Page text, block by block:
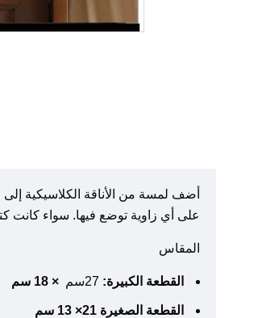
أضف لمسة من الأناقة الكلاسيكية إلى
على أي زاوية توضع فيها. سواء كانت
المقاس
القطعة الكبيرة: × 18 سم
القطعة الصغيرة